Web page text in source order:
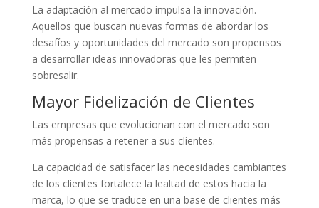
La adaptación al mercado impulsa la innovación.
Aquellos que buscan nuevas formas de abordar los
desafíos y oportunidades del mercado son propensos
a desarrollar ideas innovadoras que les permiten
sobresalir.
Mayor Fidelización de Clientes
Las empresas que evolucionan con el mercado son
más propensas a retener a sus clientes.
La capacidad de satisfacer las necesidades cambiantes
de los clientes fortalece la lealtad de estos hacia la
marca, lo que se traduce en una base de clientes más